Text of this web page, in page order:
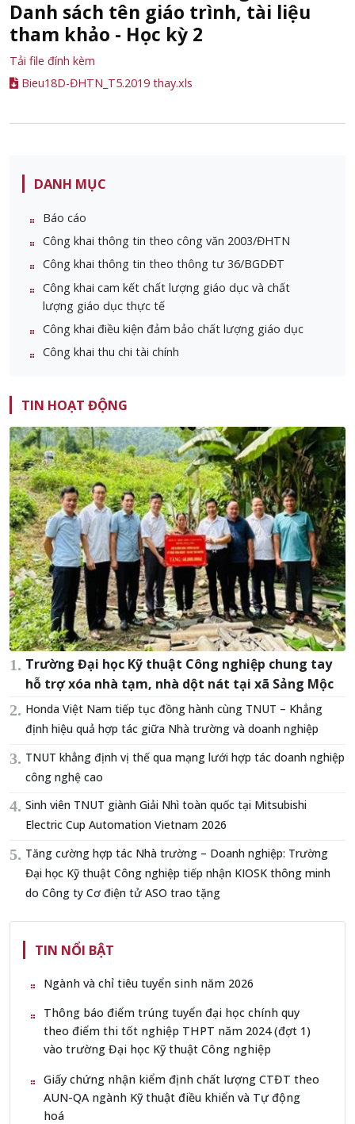
Danh sách tên giáo trình, tài liệu
tham khảo - Học kỳ 2
Tải file đính kèm
Bieu18D-ĐHTN_T5.2019 thay.xls
DANH MỤC
Báo cáo
Công khai thông tin theo công văn 2003/ĐHTN
Công khai thông tin theo thông tư 36/BGDĐT
Công khai cam kết chất lượng giáo dục và chất
lượng giáo dục thực tế
Công khai điều kiện đảm bảo chất lượng giáo dục
Công khai thu chi tài chính
TIN HOẠT ĐỘNG
Trường Đại học Kỹ thuật Công nghiệp chung tay
hỗ trợ xóa nhà tạm, nhà dột nát tại xã Sảng Mộc
Honda Việt Nam tiếp tục đồng hành cùng TNUT – Khẳng
định hiệu quả hợp tác giữa Nhà trường và doanh nghiệp
TNUT khẳng định vị thế qua mạng lưới hợp tác doanh nghiệp
công nghệ cao
Sinh viên TNUT giành Giải Nhì toàn quốc tại Mitsubishi
Electric Cup Automation Vietnam 2026
Tăng cường hợp tác Nhà trường – Doanh nghiệp: Trường
Đại học Kỹ thuật Công nghiệp tiếp nhận KIOSK thông minh
do Công ty Cơ điện tử ASO trao tặng
TIN NỔI BẬT
Ngành và chỉ tiêu tuyển sinh năm 2026
Thông báo điểm trúng tuyển đại học chính quy
theo điểm thi tốt nghiệp THPT năm 2024 (đợt 1)
vào trường Đại học Kỹ thuật Công nghiệp
Giấy chứng nhận kiểm định chất lượng CTĐT theo
AUN-QA ngành Kỹ thuật điều khiển và Tự động
hoá